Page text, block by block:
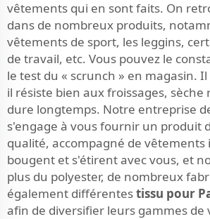
vêtements qui en sont faits. On
dans de nombreux produits,
vêtements de sport, les leggins,
de travail, etc. Vous pouvez le
le test du « scrunch » en magasin.
il résiste bien aux froissages,
dure longtemps. Notre entreprise
s'engage à vous fournir un produit
qualité, accompagné de vêtements
bougent et s'étirent avec vous, et
plus du polyester, de nombreux
également différentestissu pour
afin de diversifier leurs gammes de